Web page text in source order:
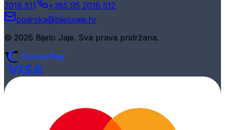
2018 511
+385 95 2018 512
podrska@bijelojaje.hr
© 2026 Bijelo Jaje. Sva prava pridržana.